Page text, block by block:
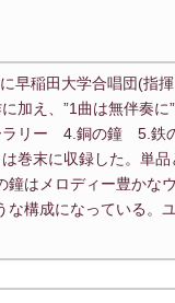
早稲田大学合唱団(指
加え、”1曲は無伴奏
リー 4.銅の鐘 5.鉄
巻末に収録した。単
はメロディー豊かな
構成になっている。